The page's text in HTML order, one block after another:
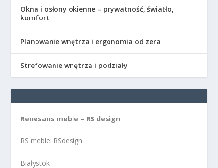
Okna i osłony okienne – prywatność, światło,
komfort
Planowanie wnętrza i ergonomia od zera
Strefowanie wnętrza i podziały
Renesans meble – RS design
RS meble: RSdesign
Białystok